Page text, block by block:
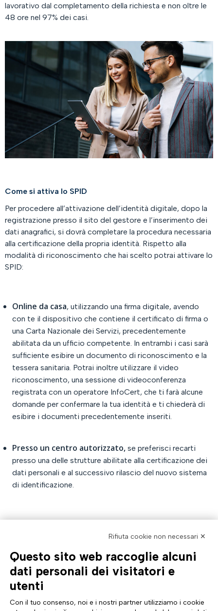
lavorativo dal completamento della richiesta e non oltre le
48 ore nel 97% dei casi.
Come si attiva lo SPID
Per procedere all’attivazione dell’identità digitale, dopo la
registrazione presso il sito del gestore e l’inserimento dei
dati anagrafici, si dovrà completare la procedura necessaria
alla certificazione della propria identità. Rispetto alla
modalità di riconoscimento che hai scelto potrai attivare lo
SPID:
Online da casa, utilizzando una firma digitale, avendo
con te il dispositivo che contiene il certificato di firma o
una Carta Nazionale dei Servizi, precedentemente
abilitata da un ufficio competente. In entrambi i casi sarà
sufficiente esibire un documento di riconoscimento e la
tessera sanitaria. Potrai inoltre utilizzare il video
riconoscimento, una sessione di videoconferenza
registrata con un operatore InfoCert, che ti farà alcune
domande per confermare la tua identità e ti chiederà di
esibire i documenti precedentemente inseriti.
Presso un centro autorizzato, se preferisci recarti
presso una delle strutture abilitate alla certificazione dei
dati personali e al successivo rilascio del nuovo sistema
di identificazione.
AZIENDA
Profilo aziendale
Certificazioni
Cyber Security
TUTTO SU DI NOI
Documentazione
Comunicati stampa
Rifiuta cookie non necessari ✕
Questo sito web raccoglie alcuni
dati personali dei visitatori e
utenti
Con il tuo consenso, noi e i nostri partner utilizziamo i cookie